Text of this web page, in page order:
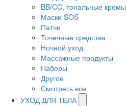
BB/CC, тональные кремы
Маски SOS
Патчи
Точечные средства
Ночной уход
Массажные продукты
Наборы
Другое
Смотреть все
УХОД ДЛЯ ТЕЛА